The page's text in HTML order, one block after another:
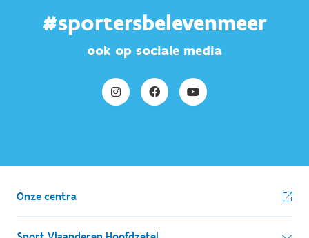
#sportersbelevenmeer
ook op sociale media
Onze centra